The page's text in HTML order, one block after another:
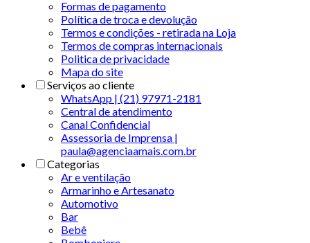
Formas de pagamento
Política de troca e devolução
Termos e condições - retirada na Loja
Termos de compras internacionais
Politica de privacidade
Mapa do site
Serviços ao cliente
WhatsApp | (21) 97971-2181
Central de atendimento
Canal Confidencial
Assessoria de Imprensa |
paula@agenciaamais.com.br
Categorias
Ar e ventilação
Armarinho e Artesanato
Automotivo
Bar
Bebê